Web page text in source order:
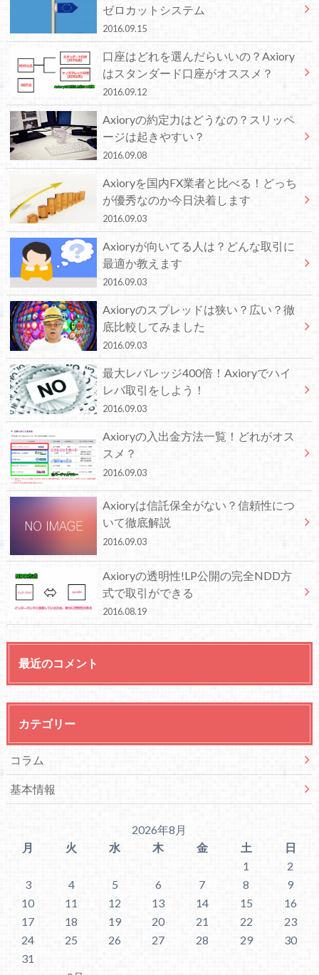
ゼロカットシステム
2016.09.15
口座はどれを選んだらいいの？Axiory
はスタンダード口座がオススメ？
2016.09.12
Axioryの約定力はどうなの？スリッペ
ージは起きやすい？
2016.09.08
Axioryを国内FX業者と比べる！どっち
が優秀なのか今日決着します
2016.09.03
Axioryが向いてる人は？どんな取引に
最適か教えます
2016.09.03
Axioryのスプレッドは狭い？広い？徹
底比較してみました
2016.09.03
最大レバレッジ400倍！Axioryでハイ
レバ取引をしよう！
2016.09.03
Axioryの入出金方法一覧！どれがオス
スメ？
2016.09.03
Axioryは信託保全がない？信頼性につ
いて徹底解説
2016.09.03
Axioryの透明性!LP公開の完全NDD方
式で取引ができる
2016.08.19
最近のコメント
カテゴリー
コラム
基本情報
2026年8月
月
火 水 木 金 土 日
1
2
3
4 5 6 7 8
9
10
11 12 13 14 15
16
17
18 19 20 21 22
23
24
25 26 27 28 29
30
31